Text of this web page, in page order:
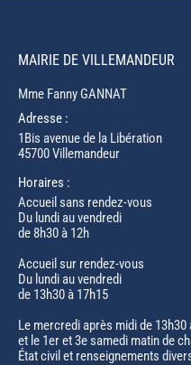
MAIRIE DE VILLEMANDEUR
Mme Fanny GANNAT
Adresse :
1Bis avenue de la Libération
45700 Villemandeur
Horaires :
Accueil sans rendez-vous
Du lundi au vendredi
de 8h30 à 12h
Accueil sur rendez-vous
Du lundi au vendredi
de 13h30 à 17h15
Le mercredi après midi de 13h30
et le 1er et 3e samedi matin de
État civil et renseignements